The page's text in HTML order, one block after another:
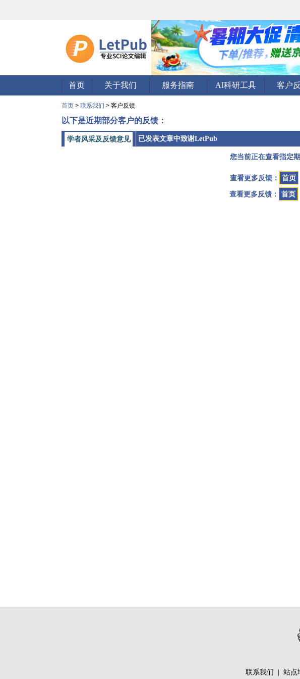
首页 关于我们 服务指南 AI科研工具 客户
首页 > 联系我们 > 客户反馈
以下是近期部分客户的反馈：
学者风采及反馈意见 已发表文章中致谢LetPub
您当前正在查看指定
查看更多反馈： 首页
查看更多反馈：
首页
联系我们 站点